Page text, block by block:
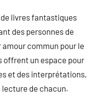
livres fantastiques
des personnes de
commun pour le
offrent un espace pour
et des interprétations,
lecture de chacun.